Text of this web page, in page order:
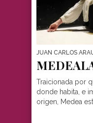
JUAN CARLOS
Traicionada por
donde habita, e
origen, Medea